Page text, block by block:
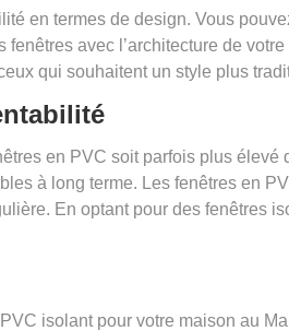
en termes de design. Vous
avec l’architecture de
qui souhaitent un style plus
en PVC soit parfois plus élevé
à long terme. Les fenêtres en
En optant pour des fenêtres
isolant pour votre maison au